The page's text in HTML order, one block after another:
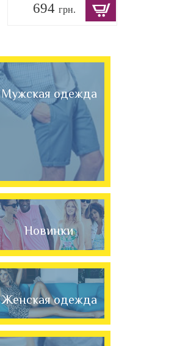
694 грн.
Мужская одежда
Новинки
Женская одежда